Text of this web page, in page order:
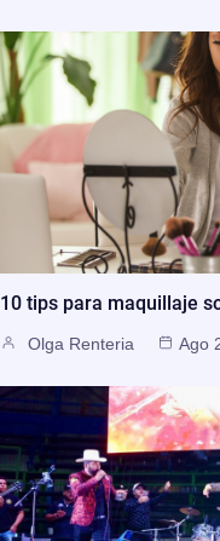
10 tips para maquillaje
Olga Renteria Ago